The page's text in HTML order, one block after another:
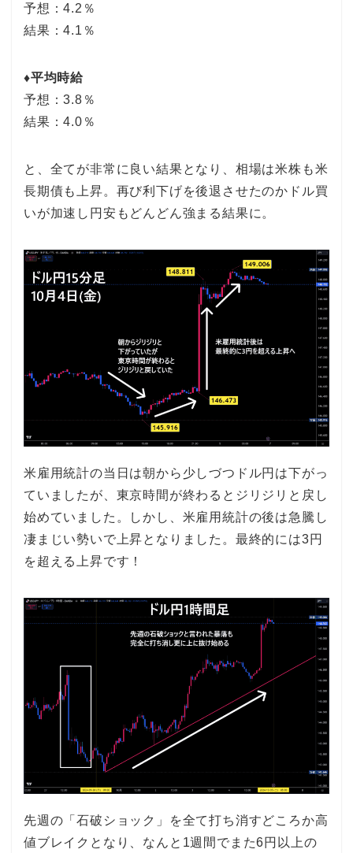
予想：4.2％
結果：4.1％
♦平均時給
予想：3.8％
結果：4.0％
と、全てが非常に良い結果となり、相場は米株も米
長期債も上昇。再び利下げを後退させたのかドル買
いが加速し円安もどんどん強まる結果に。
米雇用統計の当日は朝から少しづつドル円は下がっ
ていましたが、東京時間が終わるとジリジリと戻し
始めていました。しかし、米雇用統計の後は急騰し
凄まじい勢いで上昇となりました。最終的には3円
を超える上昇です！
先週の「石破ショック」を全て打ち消すどころか高
値ブレイクとなり、なんと1週間でまた6円以上の